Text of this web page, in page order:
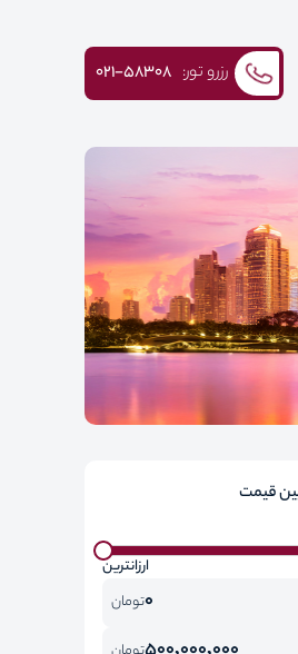
رزرو تور: ۰۲۱-58308
قیمت
ارزانترین
0تومان